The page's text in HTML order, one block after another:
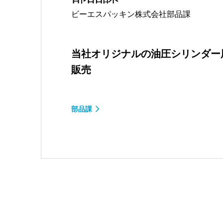
ビーエスパッキン株式会社部品課
当社オリジナルの油圧シリンダ
販売
部品課